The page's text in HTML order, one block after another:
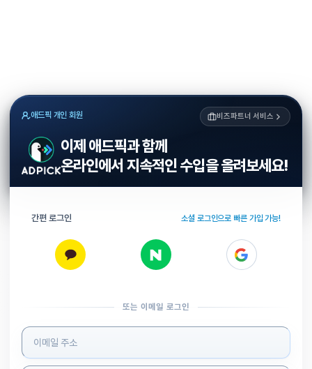
애드픽 개인 회원 비즈파트너 서비스
이제 애드픽과 함께
온라인에서 지속적인 수입을 올려보세요!
간편 로그인 소셜 로그인으로 빠른 가입 가능!
또는 이메일 로그인
로그인 정보 입력